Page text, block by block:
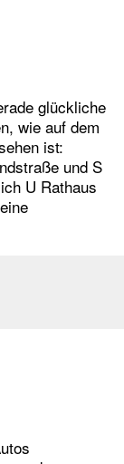
glückliche
wie auf dem
ist:
und S
U Rathaus